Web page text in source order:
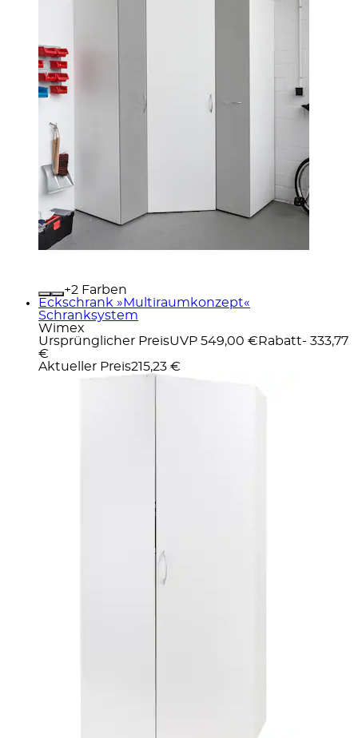
+
Farben
Eckschrank »Multiraumkonzept«
Schranksystem
Wimex
Ursprünglicher PreisUVP 549,00 € Rabatt- 333,77
€
Aktueller Preis215,23 €